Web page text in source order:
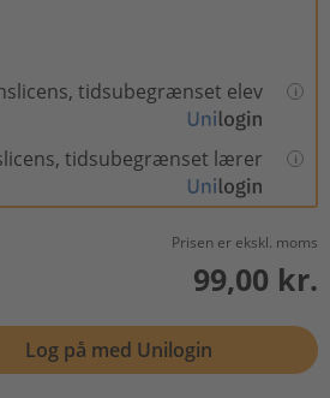
tidsubegrænset elev
tidsubegrænset lærer
Prisen er ekskl. moms
99,00 kr.
Log på med Unilogin